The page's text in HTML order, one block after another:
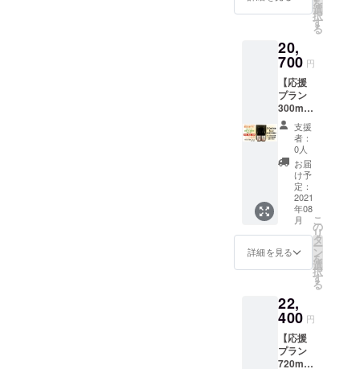
お相手
ぞれご
指定く
ださ
い。 ご
指定が
ない場
合は
SNSで
一般公
募して
抽選に
当たっ
た人へ
お届け
しま
（例）
・1本は
送り、
残りは
他の配
送先を
指定し
方向け
のプラ
ンで
す。 想
いや製
品、
サービ
スなど
にご共
感いた
だき
「応援
しても
良い
な」と
方は是
非、こ
ランを
よろし
くお願
い致し
ます。
ion
Level 2
純米吟
醸
720ml ×
２本 ・
オリジ
ナルエ
コバッ
ク *配送
先は、
日本国
内のみ
ご指定
いただ
けま
す。
ちょっ
と変
希少な
酒粕＋
オリジ
ナル
グッズ
を3本箱
で指定
住所に
お届け
しま
す。 ・
Party
Goddes
UZUME
for
Relaxat
吟醸
300ml ×
１本 ・
Party
Goddes
選
択
す
る
20,
700 円
【応援
プラン
300ml×
5セッ
ト】
300ml 2
本を2本
箱に入
れて５
件の宛
先にお
送りし
ます。
お届け
先は備
考欄、
はメッ
セージ
でお知
らせく
ださ
い。 ・
支援
者：
0人
お届
け予
定：
2021
年08
月
詳細を見る
こ
の
リ
タ
ー
ン
を
選
択
す
る
22,
400 円
【応援
プラン
720ml×